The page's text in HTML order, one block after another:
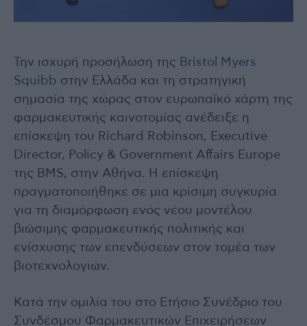
Την ισχυρή προσήλωση της Bristol Myers
Squibb στην Ελλάδα και τη στρατηγική
σημασία της χώρας στον ευρωπαϊκό χάρτη της
φαρμακευτικής καινοτομίας ανέδειξε η
επίσκεψη του Richard Robinson, Executive
Director, Policy & Government Affairs Europe
της BMS, στην Αθήνα. Η επίσκεψη
πραγματοποιήθηκε σε μια κρίσιμη συγκυρία
για τη διαμόρφωση ενός νέου μοντέλου
βιώσιμης φαρμακευτικής πολιτικής και
ενίσχυσης των επενδύσεων στον τομέα των
βιοτεχνολογιών.
Κατά την ομιλία του στο Ετήσιο Συνέδριο του
Συνδέσμου Φαρμακευτικών Επιχειρήσεων